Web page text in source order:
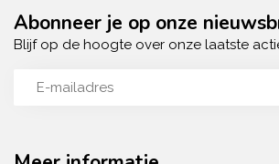
Abonneer je op onze
Blijf op de hoogte over onze laatste